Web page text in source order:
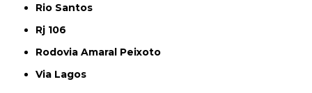
Rio Santos
Rj 106
Rodovia Amaral Peixoto
Via Lagos